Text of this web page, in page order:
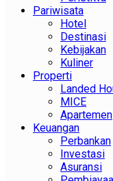
Pariwisata
Hotel
Destinasi
Kebijakan
Kuliner
Properti
Landed
MICE
Apartemen
Keuangan
Perbankan
Investasi
Asuransi